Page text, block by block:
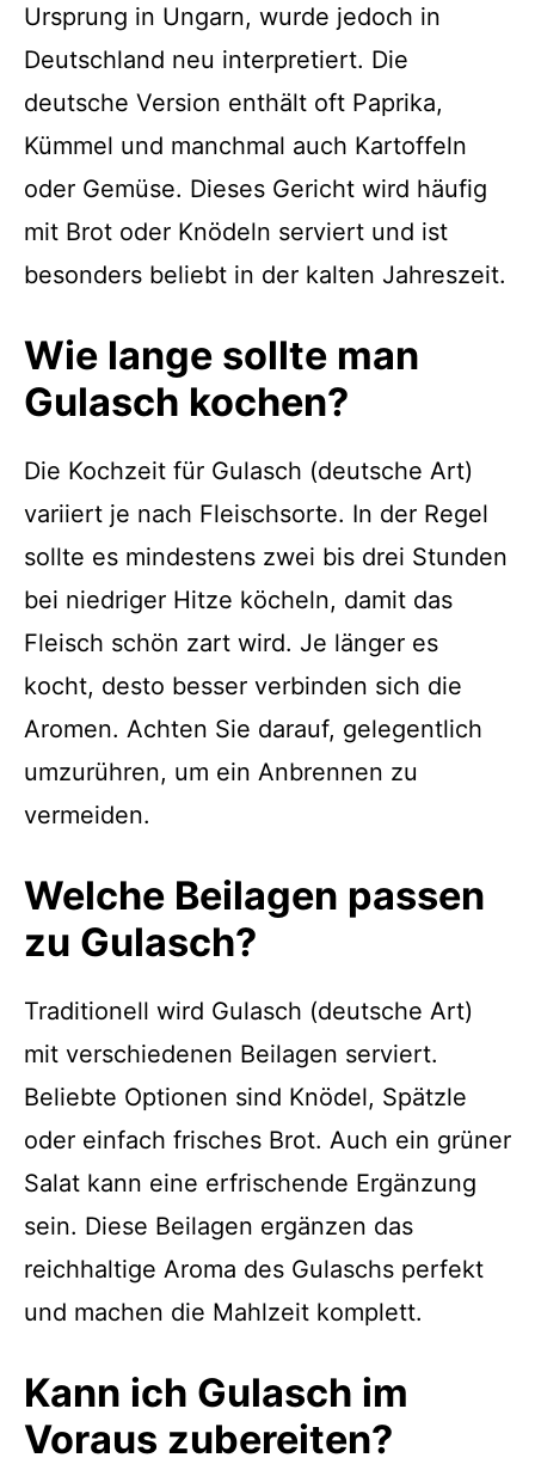
Ursprung in Ungarn, wurde jedoch in
Deutschland neu interpretiert. Die
deutsche Version enthält oft Paprika,
Kümmel und manchmal auch Kartoffeln
oder Gemüse. Dieses Gericht wird häufig
mit Brot oder Knödeln serviert und ist
besonders beliebt in der kalten Jahreszeit.
Wie lange sollte man
Gulasch kochen?
Die Kochzeit für Gulasch (deutsche Art)
variiert je nach Fleischsorte. In der Regel
sollte es mindestens zwei bis drei Stunden
bei niedriger Hitze köcheln, damit das
Fleisch schön zart wird. Je länger es
kocht, desto besser verbinden sich die
Aromen. Achten Sie darauf, gelegentlich
umzurühren, um ein Anbrennen zu
vermeiden.
Welche Beilagen passen
zu Gulasch?
Traditionell wird Gulasch (deutsche Art)
mit verschiedenen Beilagen serviert.
Beliebte Optionen sind Knödel, Spätzle
oder einfach frisches Brot. Auch ein grüner
Salat kann eine erfrischende Ergänzung
sein. Diese Beilagen ergänzen das
reichhaltige Aroma des Gulaschs perfekt
und machen die Mahlzeit komplett.
Kann ich Gulasch im
Voraus zubereiten?